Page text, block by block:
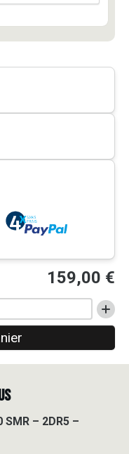
159,00 €
– 2DR5 –